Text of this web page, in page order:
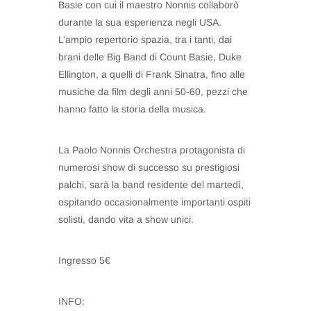
Basie con cui il maestro Nonnis collaborò
durante la sua esperienza negli USA.
L’ampio repertorio spazia, tra i tanti, dai
brani delle Big Band di Count Basie, Duke
Ellington, a quelli di Frank Sinatra, fino alle
musiche da film degli anni 50-60, pezzi che
hanno fatto la storia della musica.
La Paolo Nonnis Orchestra protagonista di
numerosi show di successo su prestigiosi
palchi, sarà la band residente del martedì,
ospitando occasionalmente importanti ospiti
solisti, dando vita a show unici.
Ingresso 5€
INFO: